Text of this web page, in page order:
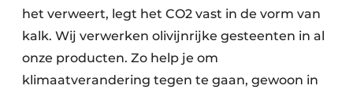
het verweert, legt het CO2 vast in de vorm van
kalk. Wij verwerken olivijnrijke gesteenten in al
onze producten. Zo help je om
klimaatverandering tegen te gaan, gewoon in